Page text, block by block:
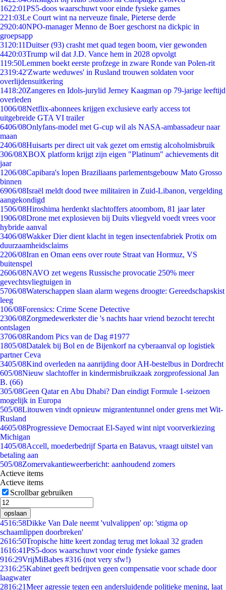
1622:01PS5-doos waarschuwt voor einde fysieke games
221:03Le Court wint na nerveuze finale, Pieterse derde
2920:40NPO-manager Menno de Boer geschorst na dickpic in
groepsapp
31 20:11Duitser (93) crasht met quad tegen boom, vier gewonden
4420:03Trump wil dat J.D. Vance hem in 2028 opvolgt
119:50Lemmen boekt eerste profzege in zware Ronde van Polen-rit
2319:42'Zwarte weduwes' in Rusland trouwen soldaten voor
overlijdensuitkering
1418:20Zangeres en Idols-jurylid Jerney Kaagman op 79-jarige leeftijd
overleden
1006/08Netflix-abonnees krijgen exclusieve early access tot
uitgebreide GTA VI trailer
6406/08Onlyfans-model met G-cup wil als NASA-ambassadeur naar
maan
2406/08Huisarts per direct uit vak gezet om ernstig alcoholmisbruik
306/08XBOX platform krijgt zijn eigen "Platinum" achievements dit
jaar
1206/08Capibara's lopen Braziliaans parlementsgebouw Mato Grosso
binnen
6906/08Israël meldt dood twee militairen in Zuid-Libanon, vergelding
aangekondigd
1506/08Hiroshima herdenkt slachtoffers atoombom, 81 jaar later
1906/08Drone met explosieven bij Duits vliegveld voedt vrees voor
hybride aanval
3406/08Wakker Dier dient klacht in tegen insectenfabriek Protix om
duurzaamheidsclaims
2206/08Iran en Oman eens over route Straat van Hormuz, VS
buitenspel
2606/08NAVO zet wegens Russische provocatie 250% meer
gevechtsvliegtuigen in
5706/08Waterschappen slaan alarm wegens droogte: Gereedschapskist
leeg
106/08Forensics: Crime Scene Detective
2306/08Zorgmedewerkster die 's nachts haar vriend bezocht terecht
ontslagen
3706/08Random Pics van de Dag #1977
1805/08Datalek bij Bol en de Bijenkorf na cyberaanval op logistiek
partner Ceva
3405/08Kind overleden na aanrijding door AH-bestelbus in Dordrecht
605/08Nieuw slachtoffer in kindermisbruikzaak zorgprofessional Jan
B. (66)
305/08Geen Qatar en Abu Dhabi? Dan eindigt Formule 1-seizoen
mogelijk in Europa
505/08Litouwen vindt opnieuw migrantentunnel onder grens met Wit-
Rusland
4605/08Progressieve Democraat El-Sayed wint nipt voorverkiezing
Michigan
1405/08Accell, moederbedrijf Sparta en Batavus, vraagt uitstel van
betaling aan
505/08Zomervakantieweerbericht: aanhoudend zomers
Actieve items
Actieve items
Scrollbar gebruiken
opslaan
4516:58Dikke Van Dale neemt 'vulvalippen' op: 'stigma op
schaamlippen doorbreken'
2616:50Tropische hitte keert zondag terug met lokaal 32 graden
1616:41PS5-doos waarschuwt voor einde fysieke games
916:29VrijMiBabes #316 (not very sfw!)
2316:25Kabinet geeft bedrijven geen compensatie voor schade door
laagwater
2816:21Meer agressie tegen een andersluidende politieke mening, laat